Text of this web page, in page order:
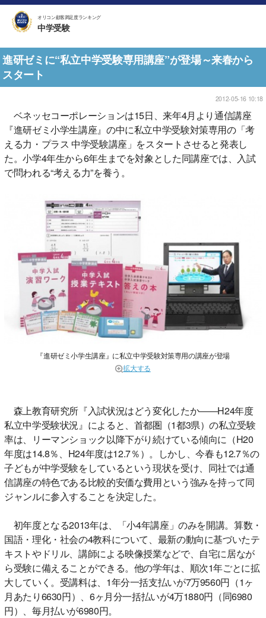
オリコン顧客満足度ランキング
中学受験
進研ゼミに“私立中学受験専用講座”が登場～来春から
スタート
2012-05-16 10:18
ベネッセコーポレーションは15日、来年4月より通信講座
『進研ゼミ小学生講座』の中に私立中学受験対策専用の「考
える力・プラス 中学受験講座」をスタートさせると発表し
た。小学4年生から6年生までを対象とした同講座では、入試
で問われる“考える力”を養う。
『進研ゼミ小学生講座』に私立中学受験対策専用の講座が登場
拡大する
森上教育研究所『入試状況はどう変化したか――H24年度
私立中学受験状況』によると、首都圏（1都3県）の私立受験
率は、リーマンショック以降下がり続けている傾向に（H20
年度は14.8％、H24年度は12.7％）。しかし、今春も12.7％の
子どもが中学受験をしているという現状を受け、同社では通
信講座の特色である比較的安価な費用という強みを持って同
ジャンルに参入することを決定した。
初年度となる2013年は、「小4年講座」のみを開講。算数・
国語・理化・社会の4教科について、最新の動向に基づいたテ
キストやドリル、講師による映像授業などで、自宅に居なが
ら受験に備えることができる。他の学年は、順次1年ごとに拡
大していく。受講料は、1年分一括支払いが7万9560円（1ヶ
月あたり6630円）、6ヶ月分一括払いが4万1880円（同6980
円）、毎月払いが6980円。